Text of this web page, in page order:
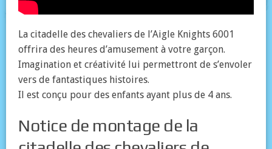
La citadelle des chevaliers de l’Aigle Knights 6001
offrira des heures d’amusement à votre garçon.
Imagination et créativité lui permettront de s’envoler
vers de fantastiques histoires.
Il est conçu pour des enfants ayant plus de 4 ans.
Notice de montage de la